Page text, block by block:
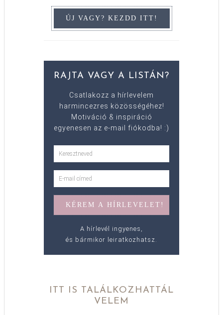
RAJTA VAGY A LISTÁN?
Csatlakozz a hírlevelem
harmincezres közösségéhez!
Motiváció & inspiráció
egyenesen az e-mail fiókodba! :)
A hírlevél ingyenes,
és bármikor leiratkozhatsz.
ITT IS TALÁLKOZHATTÁL
VELEM